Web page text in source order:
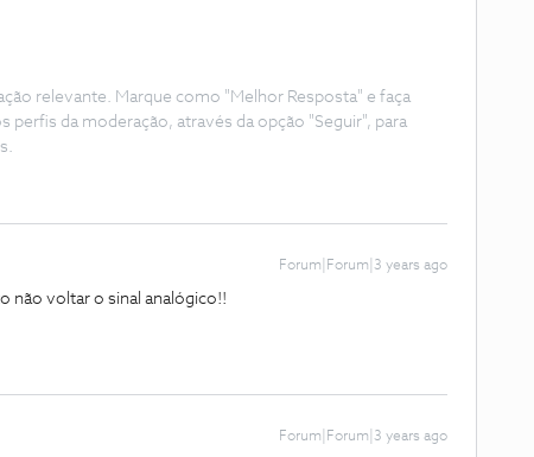
relevante. Marque como "Melhor Resposta" e faça
perfis da moderação, através da opção "Seguir", para
Forum|Forum|3 years ago
não voltar o sinal analógico!!
Forum|Forum|3 years ago